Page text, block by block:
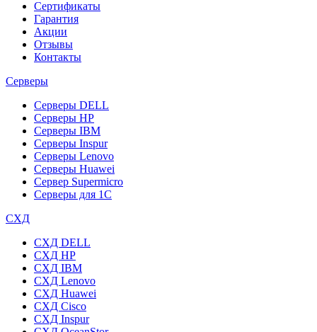
Сертификаты
Гарантия
Акции
Отзывы
Контакты
Серверы
Серверы DELL
Серверы HP
Серверы IBM
Серверы Inspur
Серверы Lenovo
Серверы Huawei
Сервер Supermicro
Серверы для 1C
СХД
СХД DELL
СХД HP
СХД IBM
СХД Lenovo
СХД Huawei
СХД Cisco
СХД Inspur